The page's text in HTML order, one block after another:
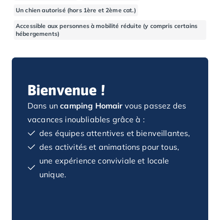
Camping Basse-Normandie
Camping Calvados
Camping Cabourg
Camping Honfleur
Camping Manche
Camping Mont Saint Michel
Camping Bretagne
Camping Côtes d'Armor
Camping Erquy
Camping Saint-Cast-le-Guildo
Camping Finistère
Camping Benodet
Un chien autorisé (hors 1ère et 2ème cat.)
Accessible aux personnes à mobilité réduite (y compris certains
hébergements)
Bienvenue !
Dans uncamping Homairvous passez des
vacances inoubliables grâce à :
des équipes attentives et bienveillantes,
des activités et animations pour tous,
une expérience conviviale et locale
unique.